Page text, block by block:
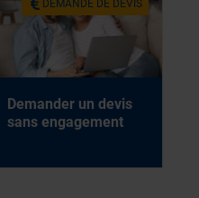
DEMANDE DE DEVIS
Demander un devis
sans engagement